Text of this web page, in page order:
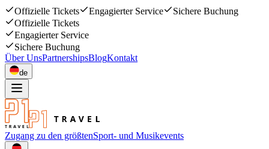
Offizielle Tickets Engagierter Service
Sichere Buchung
Offizielle Tickets
Engagierter Service
Sichere Buchung
Über UnsPartnershipsBlogKontakt
de
Zugang zu den größtenSport- und Musikevents